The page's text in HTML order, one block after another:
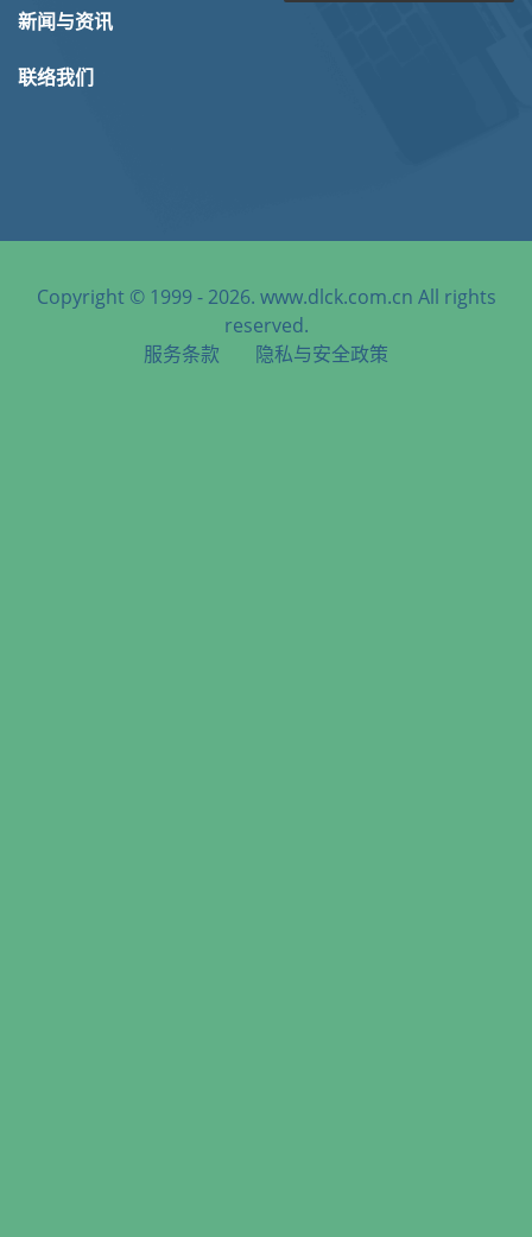
新闻与资讯
联络我们
Copyright © 1999 - 2026. www.dlck.com.cn All rights
reserved.
服务条款
隐私与安全政策